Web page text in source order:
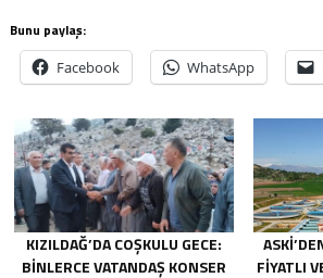
Bunu paylaş:
Facebook WhatsApp
KIZILDAĞ’DA COŞKULU GECE:
BINLERCE VATANDAŞ KONSER
FIYATLI